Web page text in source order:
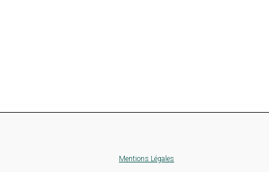
Mentions Légales